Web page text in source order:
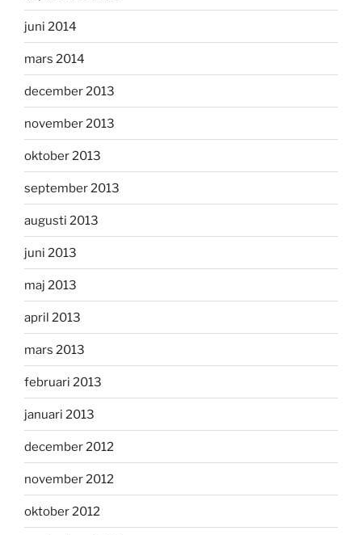
juni 2014
mars 2014
december 2013
november 2013
oktober 2013
september 2013
augusti 2013
juni 2013
maj 2013
april 2013
mars 2013
februari 2013
januari 2013
december 2012
november 2012
oktober 2012